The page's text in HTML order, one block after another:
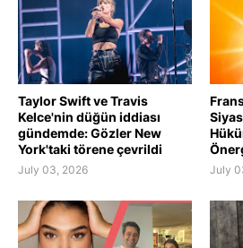
Taylor Swift ve Travis
Kelce'nin düğün iddiası
gündemde: Gözler New
York'taki törene çevrildi
July 03, 2026 July